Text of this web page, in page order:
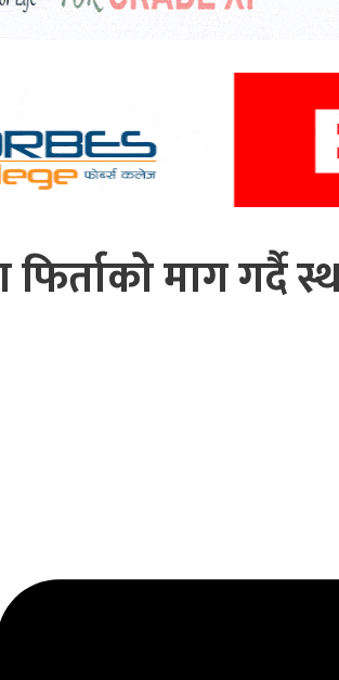
फिर्ताको माग गर्दै